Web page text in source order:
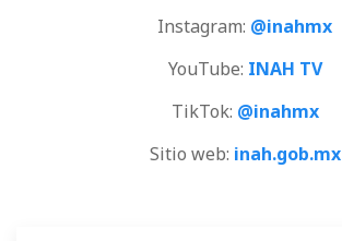
Instagram: @inahmx
YouTube: INAH TV
TikTok: @inahmx
Sitio web: inah.gob.mx